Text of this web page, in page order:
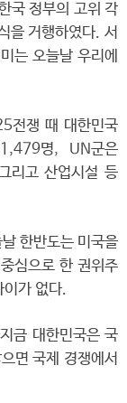
국 정부의 고위 각
을 거행하였다. 서
는 오늘날 우리에
전쟁 때 대한민국
명, UN군은
리고 산업시설 등
한반도는 미국을
심으로 한 권위주
가 없다.
금 대한민국은 국
면 국제 경쟁에서